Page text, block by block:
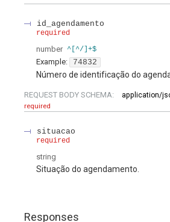
id_agendamento
required
number ^[^/]+$
Example: 74832
Número de identificação do
REQUEST BODY SCHEMA:
application/
required
situacao
required
string
Situação do agendamento.
Responses